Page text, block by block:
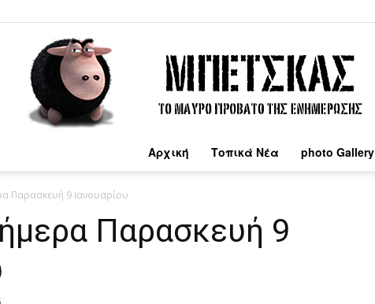
Αρχική Τοπικά Νέα photo Gallery
Παρασκευή 9 Ιανουαρίου
Παρασκευή 9